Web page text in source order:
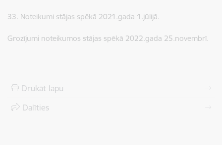
33. Noteikumi stājas spēkā 2021.gada 1.jūlijā.
Grozījumi noteikumos stājas spēkā 2022.gada 25.novembrī.
Drukāt lapu
Dalīties